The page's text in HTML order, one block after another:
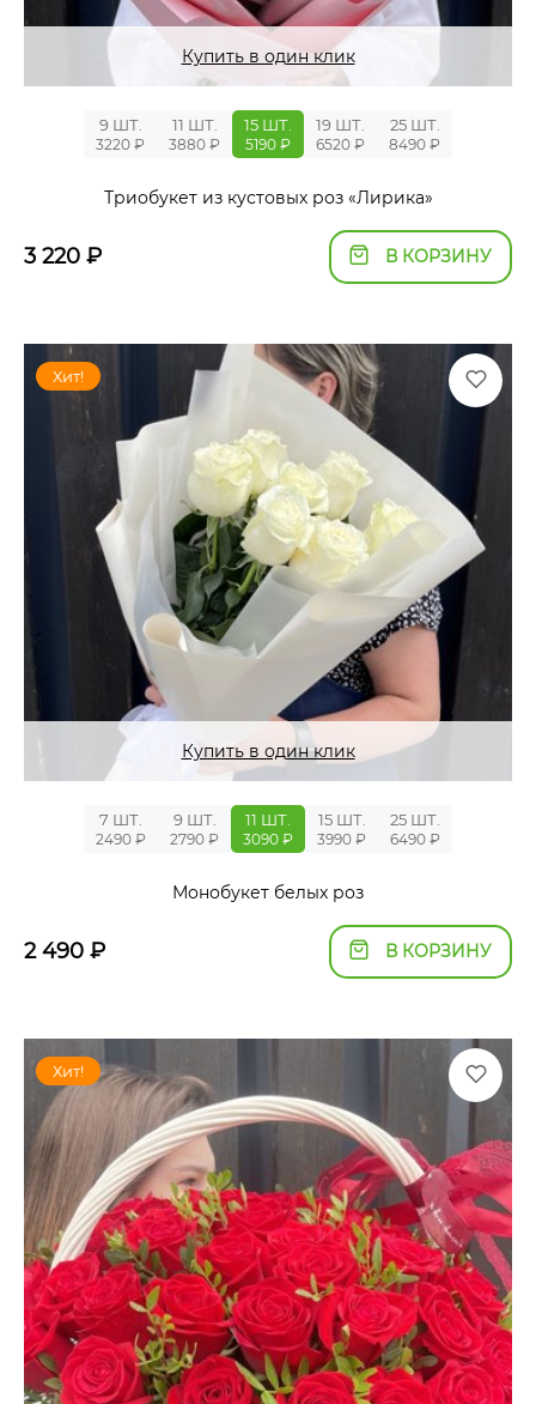
Купить в один клик
9 ШТ.
3220 ₽
11 ШТ.
3880 ₽
15 ШТ.
5190 ₽
19 ШТ.
6520 ₽
25 ШТ.
8490 ₽
Триобукет из кустовых роз «Лирика»
3 220 ₽ В КОРЗИНУ
Хит!
Купить в один клик
7 ШТ.
2490 ₽
9 ШТ.
2790 ₽
11 ШТ.
3090 ₽
15 ШТ.
3990 ₽
25 ШТ.
6490 ₽
Монобукет белых роз
2 490 ₽ В КОРЗИНУ
Хит!